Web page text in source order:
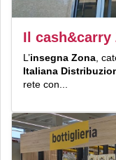
Il cash&carry
L’insegna Zona,
Italiana
rete con...